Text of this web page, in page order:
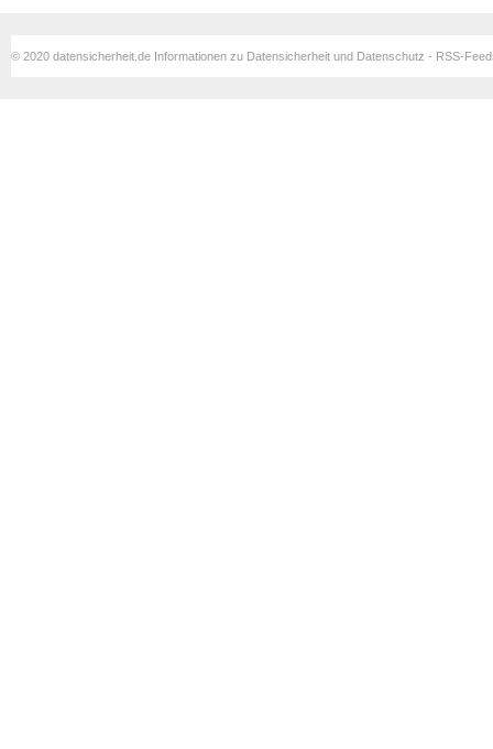
© 2020 datensicherheit.de Informationen zu Datensicherheit und Datenschutz - RSS-